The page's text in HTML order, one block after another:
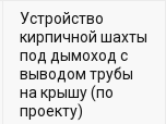
Устройство
кирпичной шахты
под дымоход с
выводом трубы
на крышу (по
проекту)